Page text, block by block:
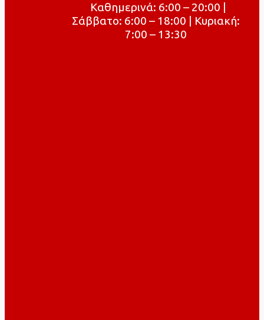
Καθημερινά: 6:00 – 20:00 |
Σάββατο: 6:00 – 18:00 | Κυριακή:
7:00 – 13:30